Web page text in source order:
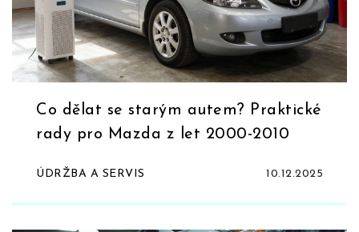
Co dělat se starým autem? Praktické
rady pro Mazda z let 2000-2010
ÚDRŽBA A SERVIS 10.12.2025